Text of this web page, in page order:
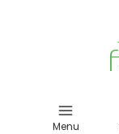
Menu